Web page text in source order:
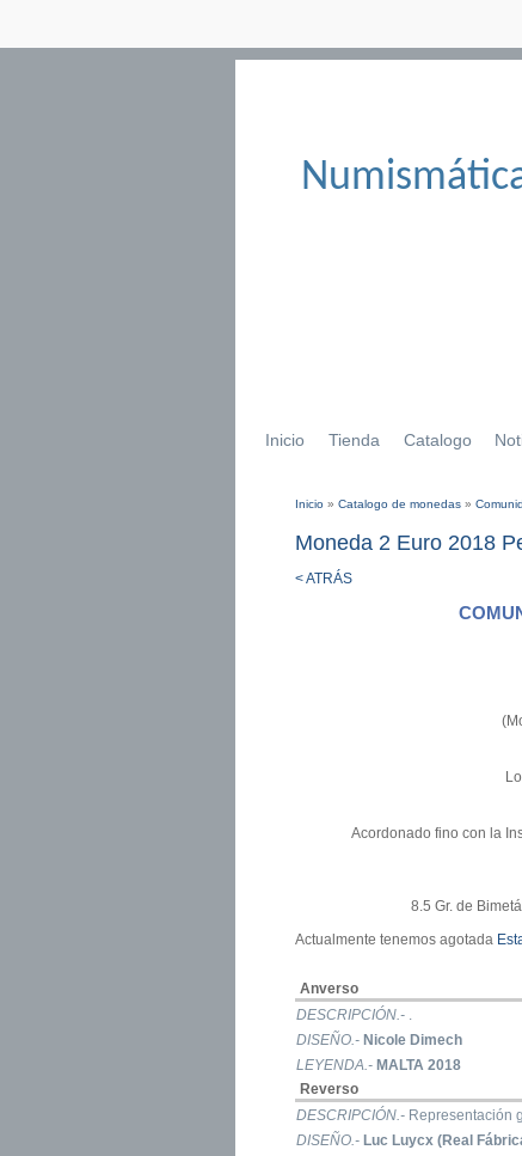
Inicio Tienda Catalogo
Inicio » Catalogo de monedas »
Moneda 2 Euro 2018
< ATRÁS
Acordonado fino con la
8.5 Gr. de
Actualmente tenemos agotada
Anverso
DESCRIPCIÓN.- .
DISEÑO.- Nicole Dimech
LEYENDA.- MALTA 2018
Reverso
DESCRIPCIÓN.- Representación
DISEÑO.- Luc Luycx (Real